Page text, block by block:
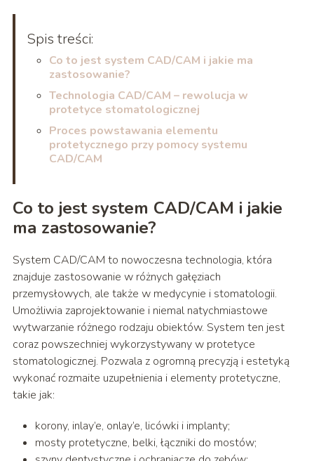
Spis treści:
Co to jest system CAD/CAM i jakie ma
zastosowanie?
Technologia CAD/CAM – rewolucja w
protetyce stomatologicznej
Proces powstawania elementu
protetycznego przy pomocy systemu
CAD/CAM
Co to jest system CAD/CAM i jakie
ma zastosowanie?
System CAD/CAM to nowoczesna technologia, która
znajduje zastosowanie w różnych gałęziach
przemysłowych, ale także w medycynie i stomatologii.
Umożliwia zaprojektowanie i niemal natychmiastowe
wytwarzanie różnego rodzaju obiektów. System ten jest
coraz powszechniej wykorzystywany w protetyce
stomatologicznej. Pozwala z ogromną precyzją i estetyką
wykonać rozmaite uzupełnienia i elementy protetyczne,
takie jak:
korony, inlay’e, onlay’e, licówki i implanty;
mosty protetyczne, belki, łączniki do mostów;